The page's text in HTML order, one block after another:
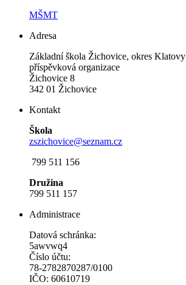
MŠMT
Adresa
Základní škola Žichovice, okres Klatovy
příspěvková organizace
Žichovice 8
342 01 Žichovice
Kontakt
Škola
zszichovice@seznam.cz
799 511 156
Družina
799 511 157
Administrace
Datová schránka:
5awvwq4
Číslo účtu:
78-2782870287/0100
IČO: 60610719